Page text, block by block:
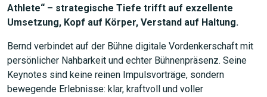
Athlete“ – strategische Tiefe trifft auf exzellente
Umsetzung, Kopf auf Körper, Verstand auf Haltung.
Bernd verbindet auf der Bühne digitale Vordenkerschaft mit
persönlicher Nahbarkeit und echter Bühnenpräsenz. Seine
Keynotes sind keine reinen Impulsvorträge, sondern
bewegende Erlebnisse: klar, kraftvoll und voller